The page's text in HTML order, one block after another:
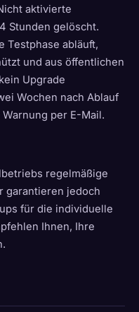
aktivierte
Stunden gelöscht.
Testphase abläuft,
und aus öffentlichen
Upgrade
Wochen nach Ablauf
per E-Mail.
regelmäßige
garantieren jedoch
für die individuelle
Ihnen, Ihre